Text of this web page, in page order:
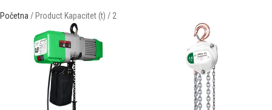
Početna Product Kapacitet (t) 2